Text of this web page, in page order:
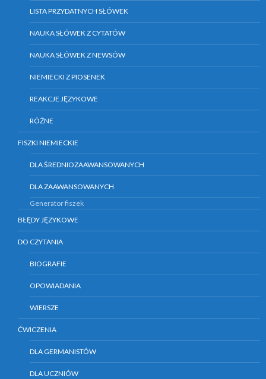
LISTA PRZYDATNYCH SŁÓWEK
NAUKA SŁÓWEK Z CYTATÓW
NAUKA SŁÓWEK Z NEWSÓW
NIEMIECKI Z PIOSENEK
REAKCJE JĘZYKOWE
RÓŻNE
FISZKI NIEMIECKIE
DLA ŚREDNIOZAAWANSOWANYCH
DLA ZAAWANSOWANYCH
Generator fiszek
BŁĘDY JĘZYKOWE
DO CZYTANIA
BIOGRAFIE
OPOWIADANIA
WIERSZE
ĆWICZENIA
DLA GERMANISTÓW
DLA UCZNIÓW